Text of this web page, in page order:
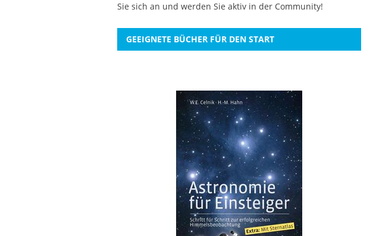
Sie sich an und werden Sie aktiv in der Community!
GEEIGNETE BÜCHER FÜR DEN START